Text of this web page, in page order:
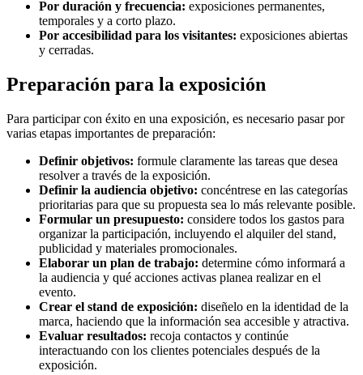
Por duración y frecuencia: exposiciones permanentes,
temporales y a corto plazo.
Por accesibilidad para los visitantes: exposiciones abiertas
y cerradas.
Preparación para la exposición
Para participar con éxito en una exposición, es necesario pasar por
varias etapas importantes de preparación:
Definir objetivos: formule claramente las tareas que desea
resolver a través de la exposición.
Definir la audiencia objetivo: concéntrese en las categorías
prioritarias para que su propuesta sea lo más relevante posible.
Formular un presupuesto: considere todos los gastos para
organizar la participación, incluyendo el alquiler del stand,
publicidad y materiales promocionales.
Elaborar un plan de trabajo: determine cómo informará a
la audiencia y qué acciones activas planea realizar en el
evento.
Crear el stand de exposición: diseñelo en la identidad de la
marca, haciendo que la información sea accesible y atractiva.
Evaluar resultados: recoja contactos y continúe
interactuando con los clientes potenciales después de la
exposición.